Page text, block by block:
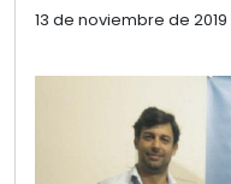
13 de noviembre de 2019